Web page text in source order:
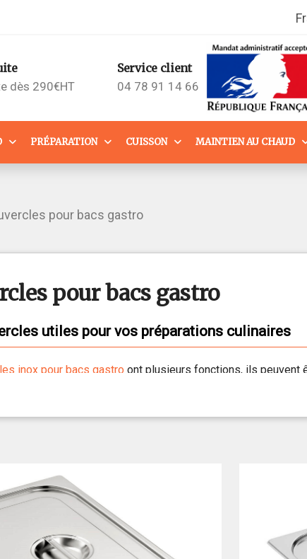
dès 290€HT
Service client
04 78 91 14 66
PRÉPARATION CUISSON MAINTIEN AU CHAUD
pour bacs gastro
pour bacs gastro
utiles pour vos préparations culinaires
inox pour bacs gastro ont plusieurs fonctions, ils peuvent
le réchauffage. Ces
garder la chaleur de vos préparations culinaires. Nos
et sont tous dotés d'une poignée pour une meilleure